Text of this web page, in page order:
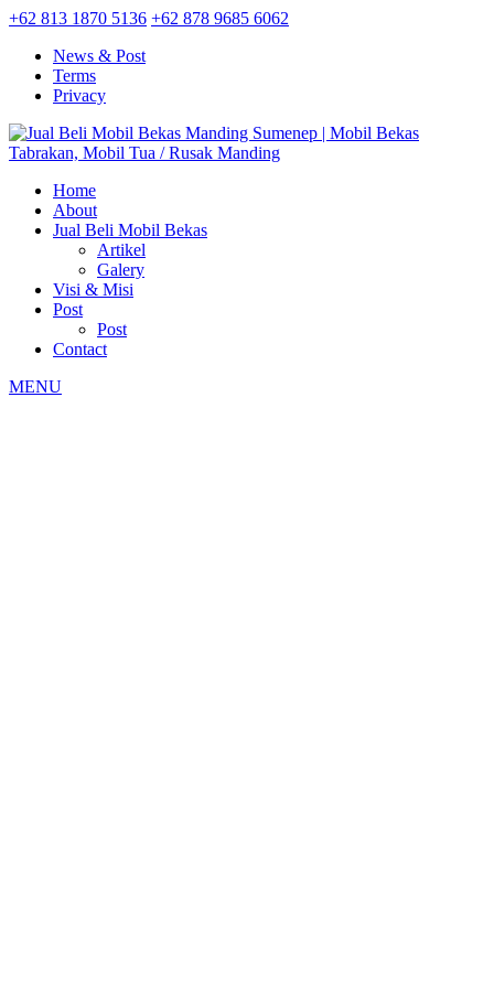
+62 813 1870 5136 +62 878 9685 6062
News & Post
Terms
Privacy
Home
About
Jual Beli Mobil Bekas
Artikel
Galery
Visi & Misi
Post
Post
Contact
MENU